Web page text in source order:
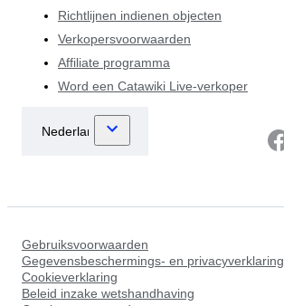
Richtlijnen indienen objecten
Verkopersvoorwaarden
Affiliate programma
Word een Catawiki Live-verkoper
Gebruiksvoorwaarden
Gegevensbeschermings- en privacyverklaring
Cookieverklaring
Beleid inzake wetshandhaving